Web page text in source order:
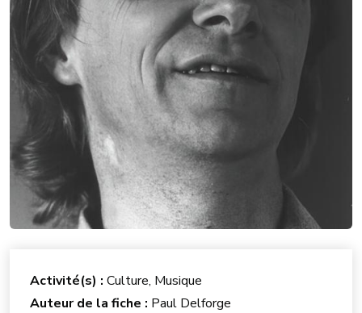
Activité(s) : Culture, Musique
Auteur de la fiche : Paul Delforge